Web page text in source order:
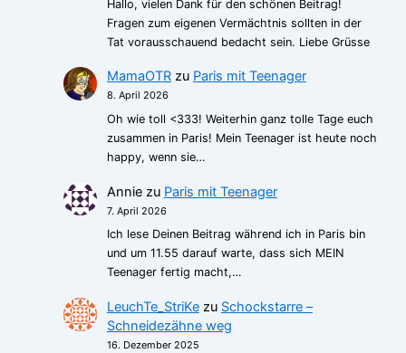
Hallo, vielen Dank für den schönen Beitrag!
Fragen zum eigenen Vermächtnis sollten in der
Tat vorausschauend bedacht sein. Liebe Grüsse
MamaOTRzu Paris mit Teenager
8. April 2026
Oh wie toll <333! Weiterhin ganz tolle Tage euch
zusammen in Paris! Mein Teenager ist heute noch
happy, wenn sie…
Anniezu Paris mit Teenager
7. April 2026
Ich lese Deinen Beitrag während ich in Paris bin
und um 11.55 darauf warte, dass sich MEIN
Teenager fertig macht,…
LeuchTe_StriKezu Schockstarre –
Schneidezähne weg
16. Dezember 2025